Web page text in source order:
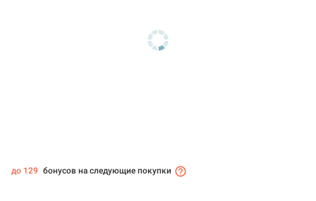
до 129 бонусов на следующие покупки